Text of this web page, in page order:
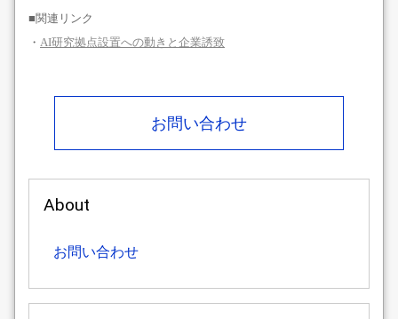
■関連リンク
・ AI研究拠点設置への動きと企業誘致
お問い合わせ
About
お問い合わせ